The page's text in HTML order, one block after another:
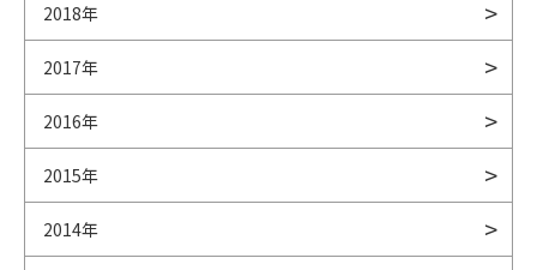
2018年
2017年
2016年
2015年
2014年